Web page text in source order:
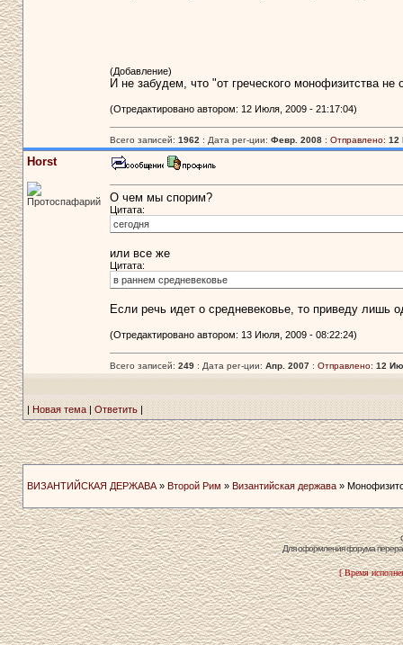
(Добавление)
И не забудем, что "от греческого монофизитства не
(Отредактировано автором: 12 Июля, 2009 - 21:17:04)
Всего записей: 1962 : Дата рег-ции: Февр. 2008: Отправлено: 12
Horst
Протоспафарий О чем мы спорим?
Цитата:
сегодня
или все же
Цитата:
в раннем средневековье
Если речь идет о средневековье, то приведу лишь
(Отредактировано автором: 13 Июля, 2009 - 08:22:24)
Всего записей: 249: Дата рег-ции: Апр. 2007: Отправлено: 12
| Новая тема|Ответить|
ВИЗАНТИЙСКАЯ ДЕРЖАВА» Второй Рим » Византийская держава»
Для оформления форума
[ Время